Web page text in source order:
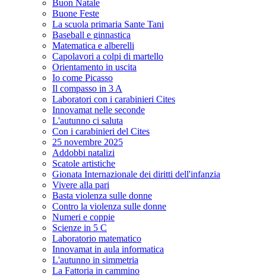
Buon Natale
Buone Feste
La scuola primaria Sante Tani
Baseball e ginnastica
Matematica e alberelli
Capolavori a colpi di martello
Orientamento in uscita
Io come Picasso
Il compasso in 3 A
Laboratori con i carabinieri Cites
Innovamat nelle seconde
L'autunno ci saluta
Con i carabinieri del Cites
25 novembre 2025
Addobbi natalizi
Scatole artistiche
Gionata Internazionale dei diritti dell'infanzia
Vivere alla pari
Basta violenza sulle donne
Contro la violenza sulle donne
Numeri e coppie
Scienze in 5 C
Laboratorio matematico
Innovamat in aula informatica
L'autunno in simmetria
La Fattoria in cammino